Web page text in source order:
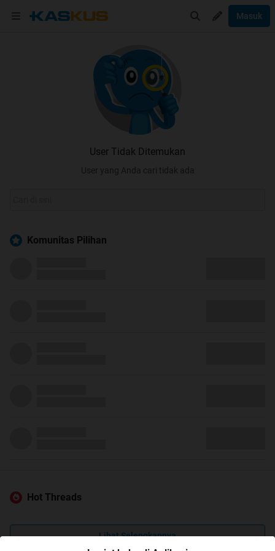
Masuk
User Tidak Ditemukan
User yang Anda cari tidak ada
Komunitas Pilihan
Hot Threads
Lihat Selengkapnya